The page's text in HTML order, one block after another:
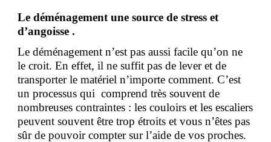
Le déménagement une source de stress et
d’angoisse .
Le déménagement n’est pas aussi facile qu’on ne
le croit. En effet, il ne suffit pas de lever et de
transporter le matériel n’importe comment. C’est
un processus qui comprend très souvent de
nombreuses contraintes : les couloirs et les escaliers
peuvent souvent être trop étroits et vous n’êtes pas
sûr de pouvoir compter sur l’aide de vos proches.